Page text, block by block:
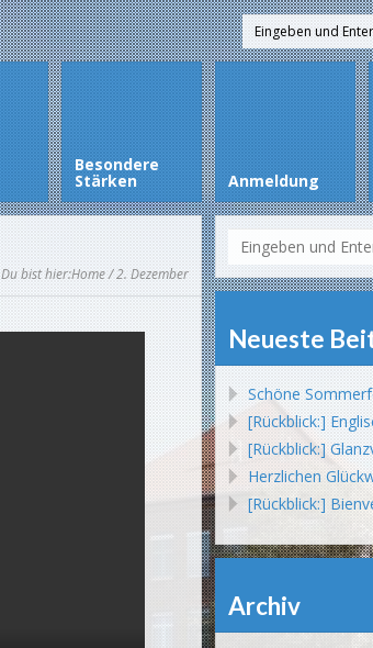
Besondere
Stärken Anmeldung
Du bist hier:Home/ 2. Dezember
Neueste
Schöne
[Rückblick:]
[Rückblick:]
Herzlichen
[Rückblick:]
Archiv